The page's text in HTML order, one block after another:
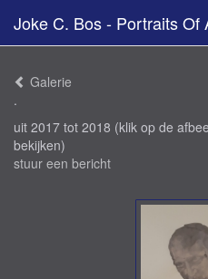
Joke C. Bos - Portraits Of
Galerie
.
uit 2017 tot 2018 (klik op de
bekijken)
stuur een bericht